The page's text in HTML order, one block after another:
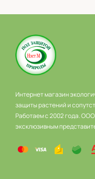
Интернет магазин
защиты растений и
Работаем с 2002 года.
эксклюзивным